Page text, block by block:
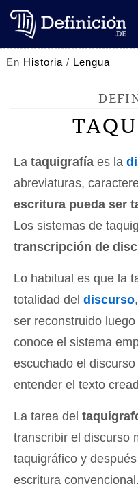
En Historia / Lengua
La taquigrafía es la
abreviaturas,
escritura pueda ser
Los sistemas de
transcripción de
Lo habitual es que la
totalidad del discurso
ser reconstruido
conoce el sistema
escuchado el
entender el texto
La tarea del
transcribir el discurso
taquigráfico y
escritura